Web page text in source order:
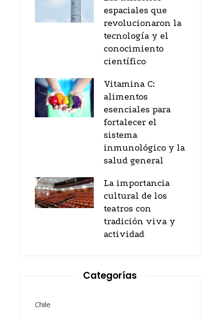
espaciales que
revolucionaron la
tecnología y el
conocimiento
científico
Vitamina C:
alimentos
esenciales para
fortalecer el
sistema
inmunológico y la
salud general
La importancia
cultural de los
teatros con
tradición viva y
actividad
Categorías
Chile